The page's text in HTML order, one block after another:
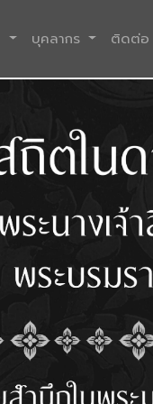
บุคลากร ติดต่อ